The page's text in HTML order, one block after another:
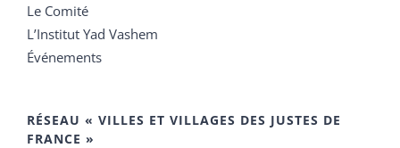
Le Comité
L’Institut Yad Vashem
Événements
RÉSEAU « VILLES ET VILLAGES DES JUSTES DE
FRANCE »